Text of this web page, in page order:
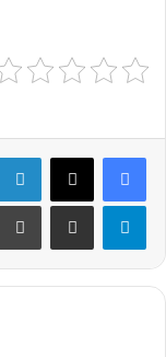
تلگرام اشتراک گذاری از طریق ایمیل